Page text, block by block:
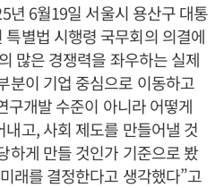
년 6월19일 서울시 용산구 대통
별법 시행령 국무회의 의결에
많은 경쟁력을 좌우하는 실제
분이 기업 중심으로 이동하고
구개발 수준이 아니라 어떻게
고, 사회 제도를 만들어낼 것
하게 만들 것인가 기준으로 봤
래를 결정한다고 생각했다”고